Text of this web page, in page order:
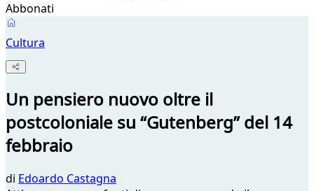
Abbonati
Cultura
Un pensiero nuovo oltre il
postcoloniale su “Gutenberg” del 14
febbraio
di Edoardo Castagna